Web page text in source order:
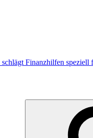
Finanzhilfen speziell